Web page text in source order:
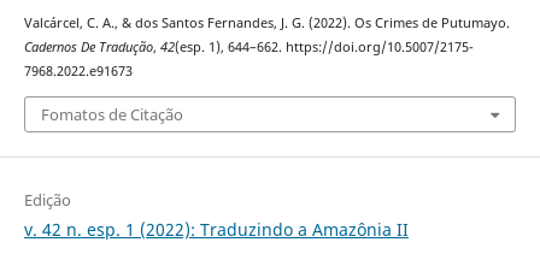
Valcárcel, C. A., & dos Santos Fernandes, J. G. (2022). Os Crimes de Putumayo.
Cadernos De Tradução, 42(esp. 1), 644–662. https://doi.org/10.5007/2175-
7968.2022.e91673
Fomatos de Citação
Edição
v. 42 n. esp. 1 (2022): Traduzindo a Amazônia II